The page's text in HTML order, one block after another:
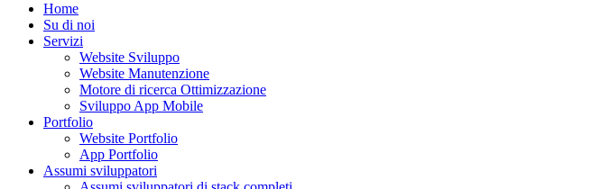
Home
Su di noi
Servizi
Website Sviluppo
Website Manutenzione
Motore di ricerca Ottimizzazione
Sviluppo App Mobile
Portfolio
Website Portfolio
App Portfolio
Assumi sviluppatori